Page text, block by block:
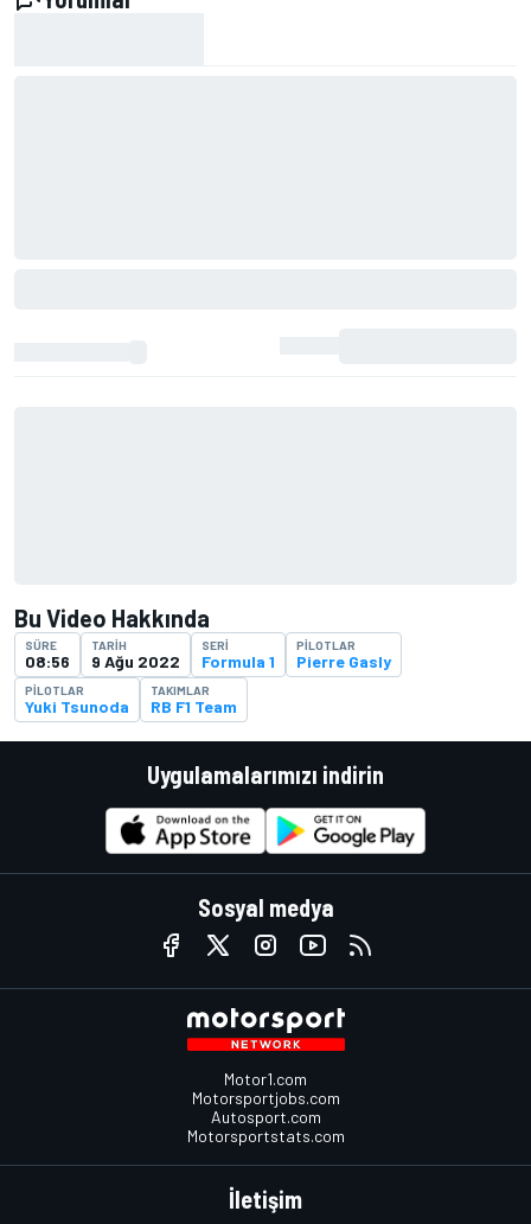
Bu Video Hakkında
SÜRE
08:56
TARIH
9 Ağu 2022
SERI
Formula 1
PILOTLAR
Pierre Gasly
PILOTLAR
Yuki Tsunoda
TAKIMLAR
RB F1 Team
Uygulamalarımızı indirin
Sosyal medya
Motor1.com
Motorsportjobs.com
Autosport.com
Motorsportstats.com
İletişim